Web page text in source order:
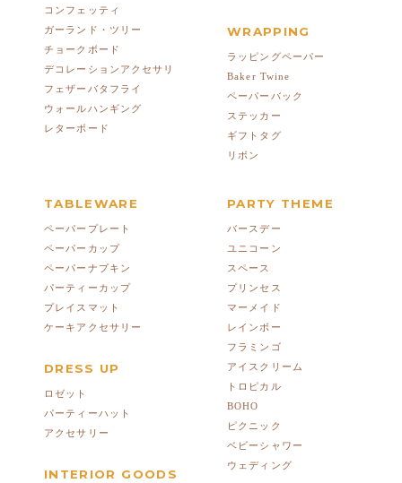
コンフェッティ
ガーランド・ツリー
チョークボード
デコレーションアクセサリ
フェザーバタフライ
ウォールハンギング
レターボード
WRAPPING
ラッピングペーパー
Baker Twine
ペーパーバック
ステッカー
ギフトタグ
リボン
TABLEWARE
ペーパープレート
ペーパーカップ
ペーパーナプキン
パーティーカップ
プレイスマット
ケーキアクセサリー
DRESS UP
ロゼット
パーティーハット
アクセサリー
INTERIOR GOODS
PARTY THEME
バースデー
ユニコーン
スペース
プリンセス
マーメイド
レインボー
フラミンゴ
アイスクリーム
トロピカル
BOHO
ピクニック
ベビーシャワー
ウェディング